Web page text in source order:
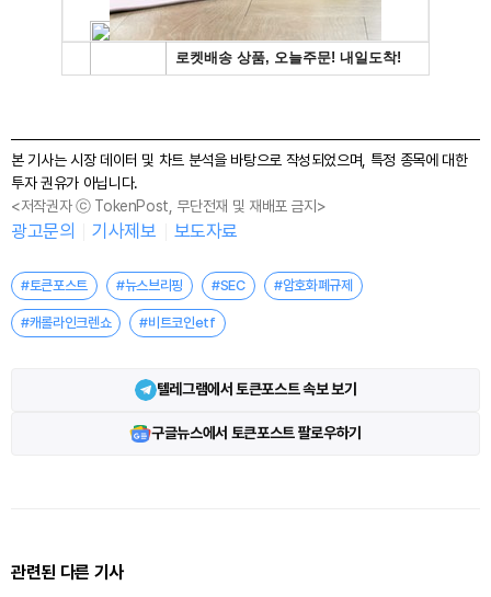
본 기사는 시장 데이터 및 차트 분석을 바탕으로 작성되었으며, 특정 종목에 대한
투자 권유가 아닙니다.
<저작권자 ⓒ TokenPost, 무단전재 및 재배포 금지>
광고문의 기사제보 보도자료
#토큰포스트 #뉴스브리핑 #SEC #암호화폐규제
#캐롤라인크렌쇼 #비트코인etf
텔레그램에서 토큰포스트 속보 보기
구글뉴스에서 토큰포스트 팔로우하기
관련된 다른 기사